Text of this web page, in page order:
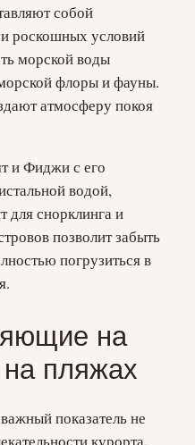
собой
роскошных условий
морской воды
флоры и фауны.
атмосферу покоя
и Фиджи с его
водой,
для снорклинга и
позволит забыть
погрузиться в
на
пляжах
показатель не